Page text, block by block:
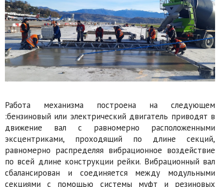
Работа механизма построена на следующем
:бензиновый или электрический двигатель приводят в
движение вал с равномерно расположенными
эксцентриками, проходящий по длине секций,
равномерно распределяя вибрационное воздействие
по всей длине конструкции рейки. Вибрационный вал
сбалансирован и соединяется между модульными
секциями с помощью системы муфт и резиновых